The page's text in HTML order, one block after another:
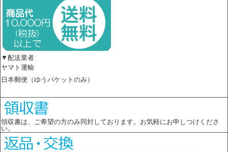
▼配送業者
ヤマト運輸
日本郵便（ゆうパケットのみ）
領収書は、ご希望の方のみ同封しております。お気軽にお申しつけくださ
い。